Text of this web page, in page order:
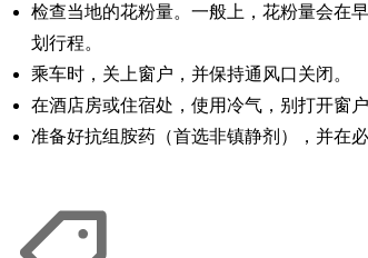
检查当地的花粉量。一般上，花粉量会在
划行程。
乘车时，关上窗户，并保持通风口关闭。
在酒店房或住宿处，使用冷气，别打开窗户
准备好抗组胺药（首选非镇静剂），并在必